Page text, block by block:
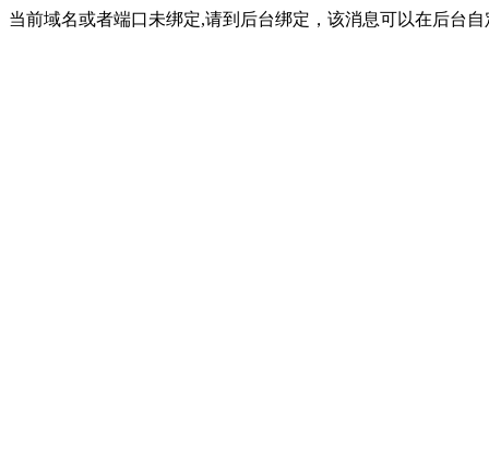
当前域名或者端口未绑定,请到后台绑定，该消息可以在后台自